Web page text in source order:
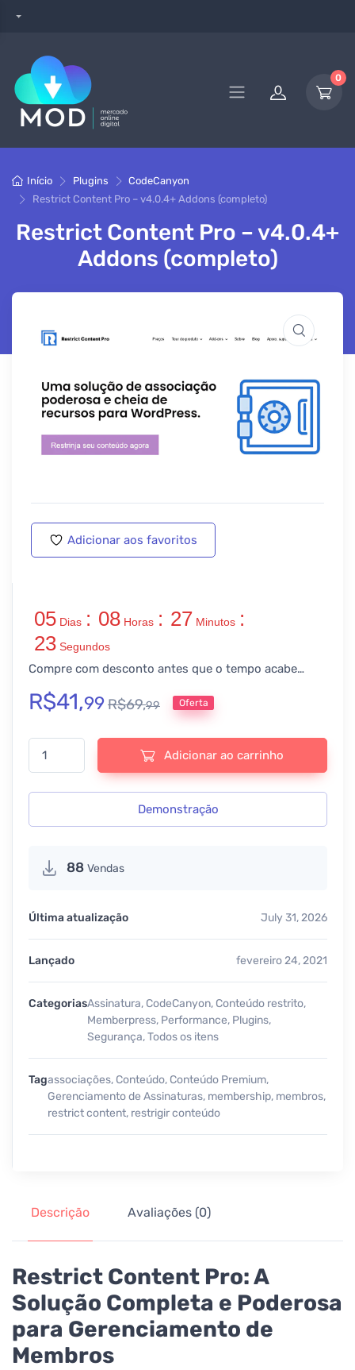
0
Início Plugins
CodeCanyon
Restrict Content Pro – v4.0.4+ Addons (completo)
Restrict Content Pro – v4.0.4+
Addons (completo)
Adicionar aos favoritos
05 Dias : 08 Horas : 27 Minutos :
22 Segundos
Compre com desconto antes que o tempo acabe…
R$41,99R$69,99 Oferta
Restrict Content Pro - v4.0.4+ Addons (completo) quantidade
Adicionar ao carrinho
Demonstração
88 Vendas
Última atualização July 31, 2026
Lançado fevereiro 24, 2021
CategoriasAssinatura, CodeCanyon, Conteúdo restrito,
Memberpress, Performance, Plugins,
Segurança,Todos os itens
Tagassociações, Conteúdo, Conteúdo Premium,
Gerenciamento de Assinaturas, membership, membros,
restrict content, restrigir conteúdo
Descrição Avaliações (0)
Restrict Content Pro: A
Solução Completa e Poderosa
para Gerenciamento de
Membros